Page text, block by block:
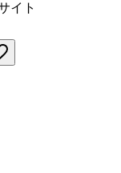
イト